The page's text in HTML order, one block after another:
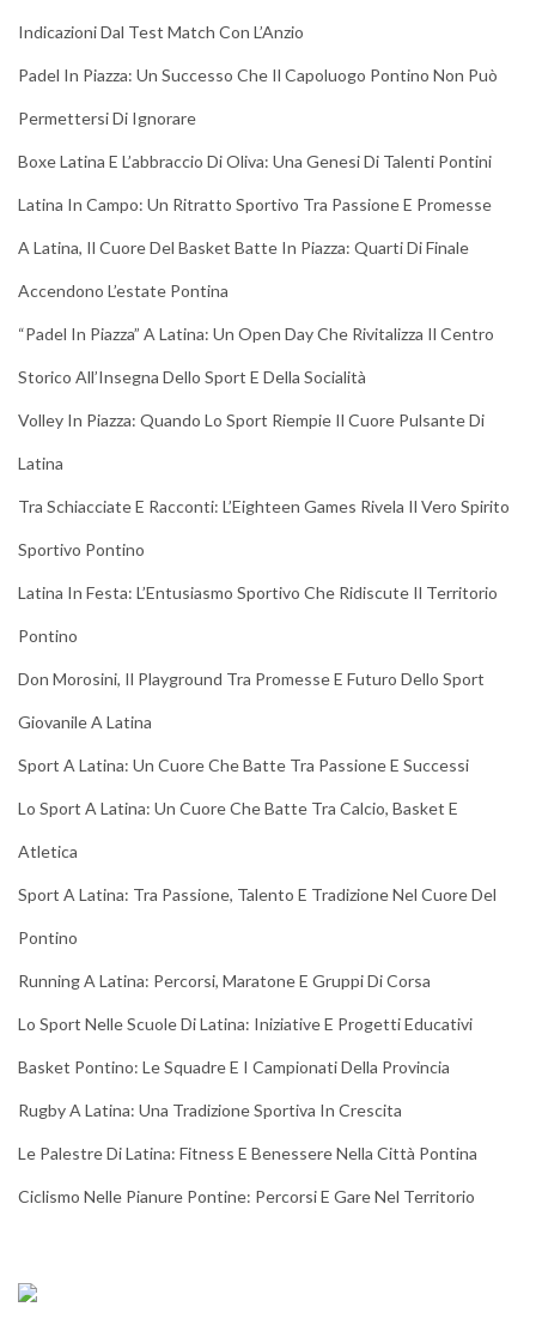
Indicazioni Dal Test Match Con L’Anzio
Padel In Piazza: Un Successo Che Il Capoluogo Pontino Non Può
Permettersi Di Ignorare
Boxe Latina E L’abbraccio Di Oliva: Una Genesi Di Talenti Pontini
Latina In Campo: Un Ritratto Sportivo Tra Passione E Promesse
A Latina, Il Cuore Del Basket Batte In Piazza: Quarti Di Finale
Accendono L’estate Pontina
“Padel In Piazza” A Latina: Un Open Day Che Rivitalizza Il Centro
Storico All’Insegna Dello Sport E Della Socialità
Volley In Piazza: Quando Lo Sport Riempie Il Cuore Pulsante Di
Latina
Tra Schiacciate E Racconti: L’Eighteen Games Rivela Il Vero Spirito
Sportivo Pontino
Latina In Festa: L’Entusiasmo Sportivo Che Ridiscute Il Territorio
Pontino
Don Morosini, Il Playground Tra Promesse E Futuro Dello Sport
Giovanile A Latina
Sport A Latina: Un Cuore Che Batte Tra Passione E Successi
Lo Sport A Latina: Un Cuore Che Batte Tra Calcio, Basket E
Atletica
Sport A Latina: Tra Passione, Talento E Tradizione Nel Cuore Del
Pontino
Running A Latina: Percorsi, Maratone E Gruppi Di Corsa
Lo Sport Nelle Scuole Di Latina: Iniziative E Progetti Educativi
Basket Pontino: Le Squadre E I Campionati Della Provincia
Rugby A Latina: Una Tradizione Sportiva In Crescita
Le Palestre Di Latina: Fitness E Benessere Nella Città Pontina
Ciclismo Nelle Pianure Pontine: Percorsi E Gare Nel Territorio